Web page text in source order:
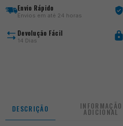
Envio Rápido
Envios em até 24 horas
Devolução Fácil
14 Dias
DESCRIÇÃO INFORMAÇÃO
ADICIONAL